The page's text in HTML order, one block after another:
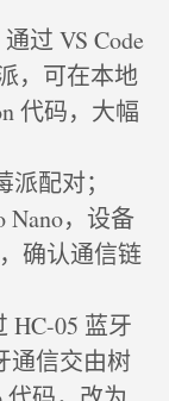
过 VS Code
，可在本地
代码，大幅
配对；
Nano，设备
，确认通信链
HC-05 蓝牙
通信交由树